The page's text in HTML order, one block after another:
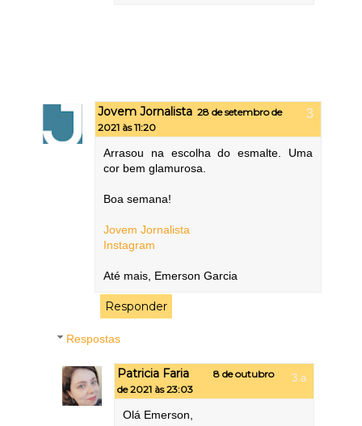
Jovem Jornalista 28 de setembro de
2021 às 11:20
Arrasou na escolha do esmalte. Uma
cor bem glamurosa.
Boa semana!
Jovem Jornalista
Instagram
Até mais, Emerson Garcia
Responder
Respostas
Patricia Faria
8 de outubro
de 2021 às 23:03
Olá Emerson,